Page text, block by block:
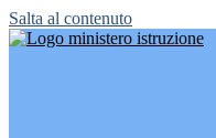
Salta al contenuto